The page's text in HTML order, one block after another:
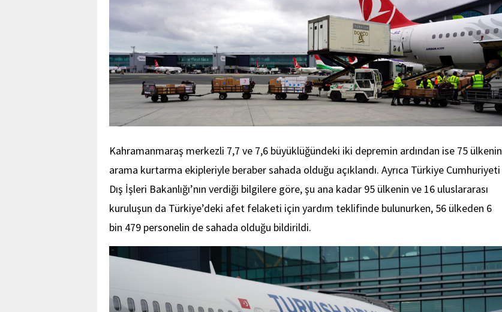
Kahramanmaraş merkezli 7,7 ve 7,6 büyüklüğündeki iki depremin ardından ise 75 ülkenin
arama kurtarma ekipleriyle beraber sahada olduğu açıklandı. Ayrıca Türkiye Cumhuriyeti
Dış İşleri Bakanlığı’nın verdiği bilgilere göre, şu ana kadar 95 ülkenin ve 16 uluslararası
kuruluşun da Türkiye’deki afet felaketi için yardım teklifinde bulunurken, 56 ülkeden 6
bin 479 personelin de sahada olduğu bildirildi.